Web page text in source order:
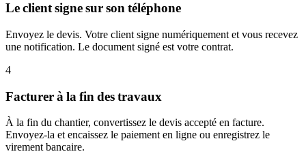
Le client signe sur son téléphone
Envoyez le devis. Votre client signe numériquement et vous recevez
une notification. Le document signé est votre contrat.
4
Facturer à la fin des travaux
À la fin du chantier, convertissez le devis accepté en facture.
Envoyez-la et encaissez le paiement en ligne ou enregistrez le
virement bancaire.